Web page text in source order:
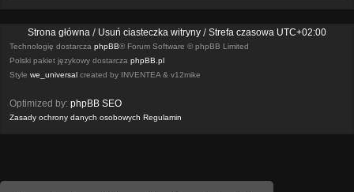
Strona główna Usuń ciasteczka witryny Strefa czasowa UTC+02:00
Technologię dostarcza phpBB® Forum Software © phpBB Limited
Polski pakiet językowy dostarcza phpBB.pl
Style we_universal created by INVENTEA & v12mike
Optimized by: phpBB SEO
Zasady ochrony danych osobowych Regulamin